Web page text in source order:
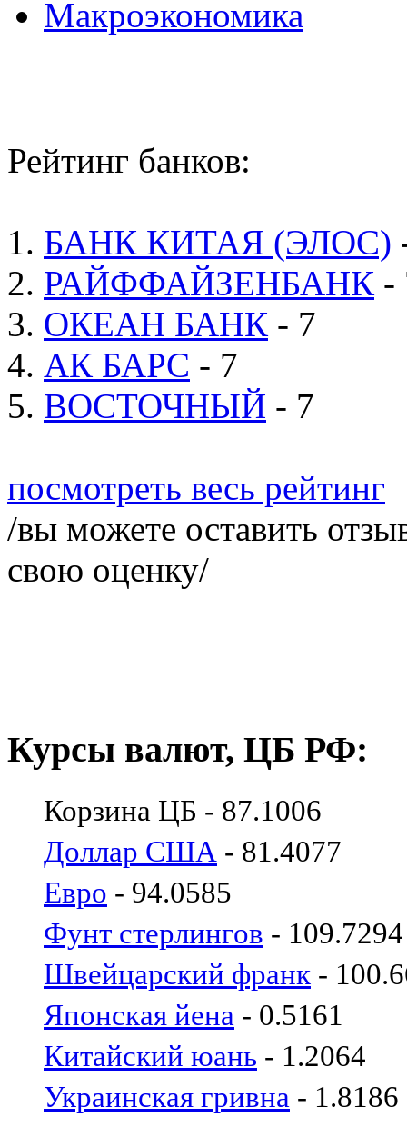
Макроэкономика
Рейтинг банков:
1. БАНК КИТАЯ (ЭЛОС)
2. РАЙФФАЙЗЕНБАНК -
3. ОКЕАН БАНК - 7
4. АК БАРС - 7
5. ВОСТОЧНЫЙ - 7
посмотреть весь рейтинг
/вы можете оставить
свою оценку/
Курсы валют, ЦБ РФ:
Корзина ЦБ - 87.1006
Доллар США - 81.4077
Евро - 94.0585
Фунт стерлингов - 109.7294
Швейцарский франк -
Японская йена - 0.5161
Китайский юань - 1.2064
Украинская гривна - 1.8186